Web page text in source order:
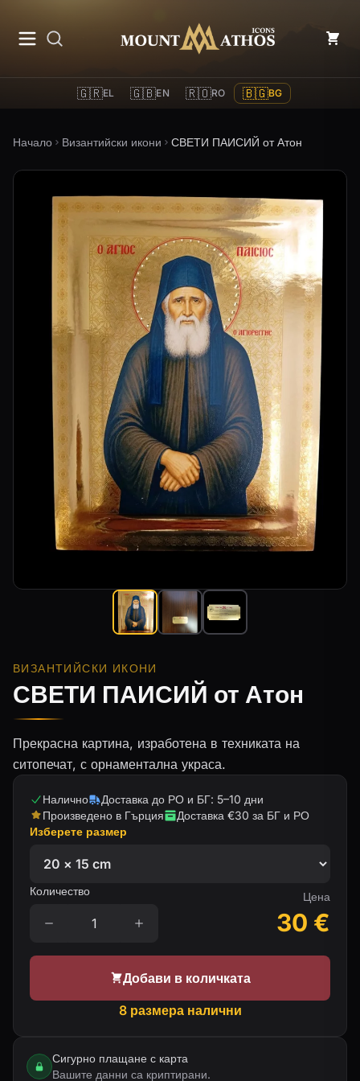
Mount Athos Icons
🇬🇷EL 🇬🇧EN 🇷🇴RO 🇧🇬BG
Начало Византийски икони СВЕТИ ПАИСИЙ от Атон
ВИЗАНТИЙСКИ ИКОНИ
СВЕТИ ПАИСИЙ от Атон
Прекрасна картина, изработена в техниката на
ситопечат, с орнаментална украса.
Налично
Доставка до РО и БГ: 5–10 дни
Произведено в Гърция
Доставка €30 за БГ и РО
Изберете размер
Количество Цена
30 €
Добави в количката
8 размера налични
Сигурно плащане с карта
Вашите данни са криптирани.